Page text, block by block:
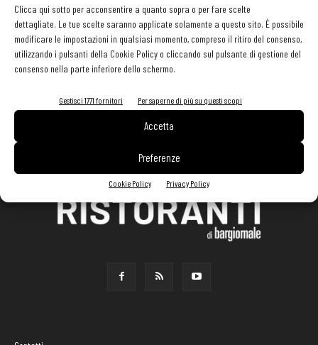
Clicca qui sotto per acconsentire a quanto sopra o per fare scelte
dettagliate. Le tue scelte saranno applicate solamente a questo sito. È possibile
modificare le impostazioni in qualsiasi momento, compreso il ritiro del consenso,
utilizzando i pulsanti della Cookie Policy o cliccando sul pulsante di gestione del
consenso nella parte inferiore dello schermo.
Gestisci 1771 fornitori Per saperne di più su questi scopi
Accetta
Preferenze
Cookie Policy Privacy Policy